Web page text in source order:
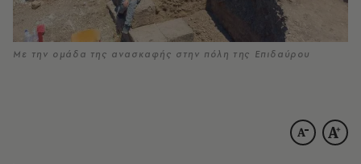
Με την ομάδα της ανασκαφής στην πόλη της Επιδαύρου